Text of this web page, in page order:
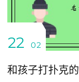
22 02
和孩子打扑克